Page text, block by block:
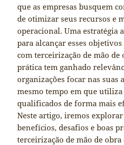
que as empresas busquem
de otimizar seus recursos e
operacional. Uma estratégia
para alcançar esses
com terceirização de mão de
prática tem ganhado
organizações focar nas suas
mesmo tempo em que
qualificados de forma mais
Neste artigo, iremos
benefícios, desafios e boas
terceirização de mão de obra